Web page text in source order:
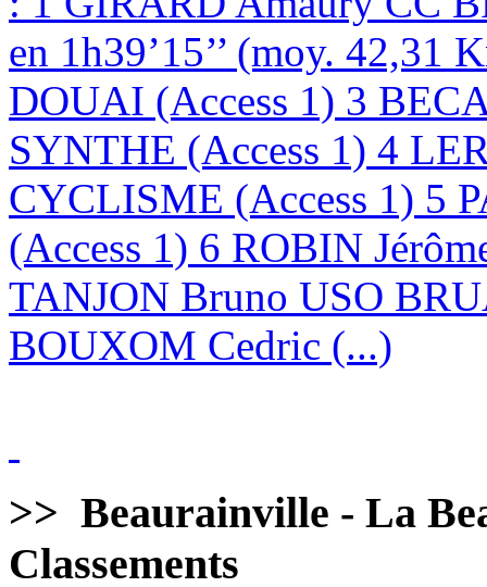
en 1h39’15’’ (moy.
DOUAI (Access 1) 3
SYNTHE (Access 1) 4
CYCLISME (Access 1) 5
(Access 1) 6 ROBIN
TANJON Bruno USO
BOUXOM Cedric (...)
>> Beaurainville - La
Classements